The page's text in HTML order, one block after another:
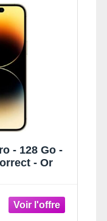
- 128 Go -
- Or